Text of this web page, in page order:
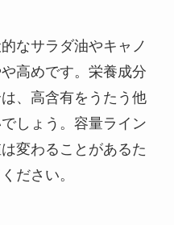
的なサラダ油やキャノ
高めです。栄養成分
、高含有をうたう他
しょう。容量ライン
変わることがあるた
ださい。